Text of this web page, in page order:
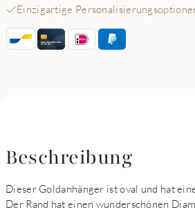
Einzigartige
Beschreibung
Dieser Goldanhänger ist oval und hat
Der Rand hat einen wunderschönen